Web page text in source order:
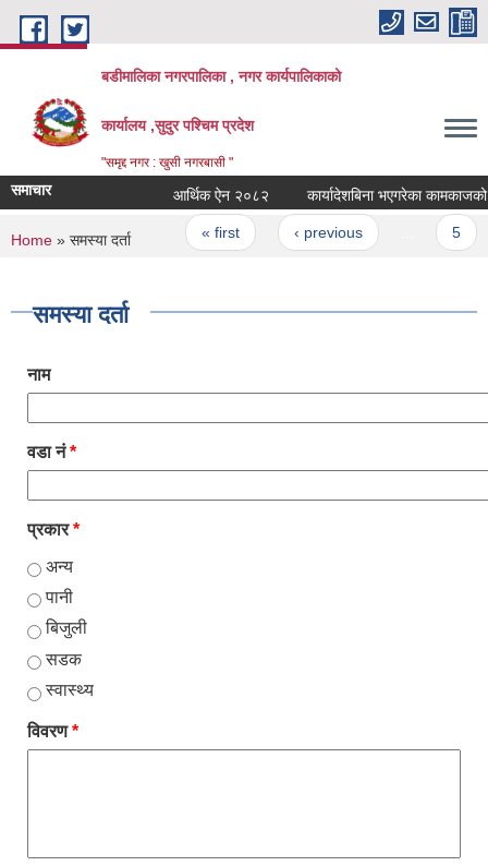
Skip to main content
बडीमालिका नगरपालिका , नगर कार्यपालिकाको
कार्यालय ,सुदुर पश्चिम प्रदेश
"समृद्द नगर : खुसी नगरबासी "
समाचार आर्थिक ऐन २०८२ कार्यादेशबिना भएगरेका कामकाजको
Pages
« first ‹ previous
You are here
Home » समस्या दर्ता
समस्या दर्ता
नाम
वडा नं*
प्रकार*
अन्य
पानी
बिजुली
सडक
स्वास्थ्य
विवरण*